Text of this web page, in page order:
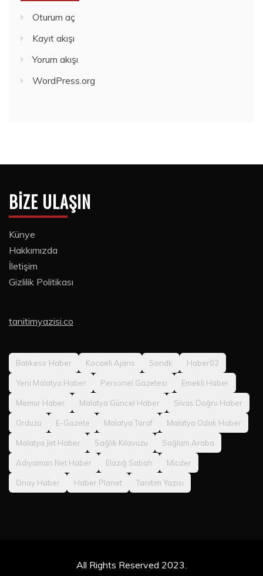
Oturum aç
Kayıt akışı
Yorum akışı
WordPress.org
BIZE ULAŞIN
Künye
Hakkımızda
İletişim
Gizlilik Politikası
tanitimyazisi.co
Balıkesir Haber Kocaeli Ajans Sondk Haber02
Yeni Malatya Haber Personel Gazetesi Emekli Haber
Memur Haber Malatya Güncel Haber Sivas Doğru Haber
Orduzu E-Gazete Malatya Taraf Malatya Odak Haber
Malatya Jet Haber Sağlık Kılavuzu Sağlam Araba
Adıyaman Net Haber Elazığ Sabah Micder
Onay Haber Haber Planet Tanıtım Yazısı
All Rights Reserved 2023.